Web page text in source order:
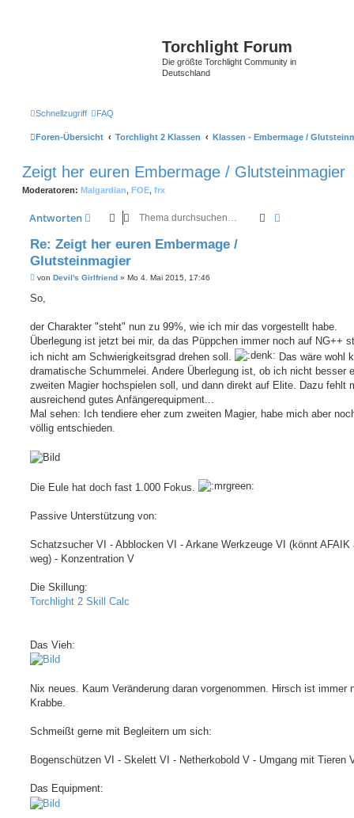
Torchlight Forum
Die größte Torchlight Community in
Deutschland
Schnellzugriff FAQ
Foren-Übersicht Torchlight 2 Klassen Klassen - Embermage /
Zeigt her euren Embermage / Glutsteinmagier
Moderatoren: Malgardian FOE frx
Antworten Suche
Re: Zeigt her euren Embermage /
Glutsteinmagier
B
i
a
g
von Devil's Girlfriend » Mo 4. Mai 2015, 17:46
So,
der Charakter "steht" nun zu 99%, wie ich mir das vorgestellt habe.
Überlegung ist jetzt bei mir, da das Püppchen immer noch auf NG++
ich nicht am Schwierigkeitsgrad drehen soll.
Das wäre wohl
dramatische Schummelei. Andere Überlegung ist, ob ich nicht besser
zweiten Magier hochspielen soll, und dann direkt auf Elite. Dazu fehlt
ausreichend gutes Anfängerequipment...
Mal sehen: Ich tendiere eher zum zweiten Magier, habe mich aber
völlig entschieden.
Die Eule hat doch fast 1.000 Fokus.
Passive Unterstützung von:
Schatzsucher VI - Abblocken VI - Arkane Werkzeuge VI (könnt AFAIK
weg) - Konzentration V
Die Skillung:
Torchlight 2 Skill Calc
Das Vieh:
Nix neues. Kaum Veränderung daran vorgenommen. Hirsch ist immer
Krabbe.
Schmeißt gerne mit Begleitern um sich:
Bogenschützen VI - Skelett VI - Netherkobold V - Umgang mit Tieren
Das Equipment: